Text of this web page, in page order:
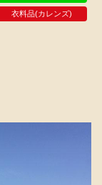
衣料品(カレンズ)